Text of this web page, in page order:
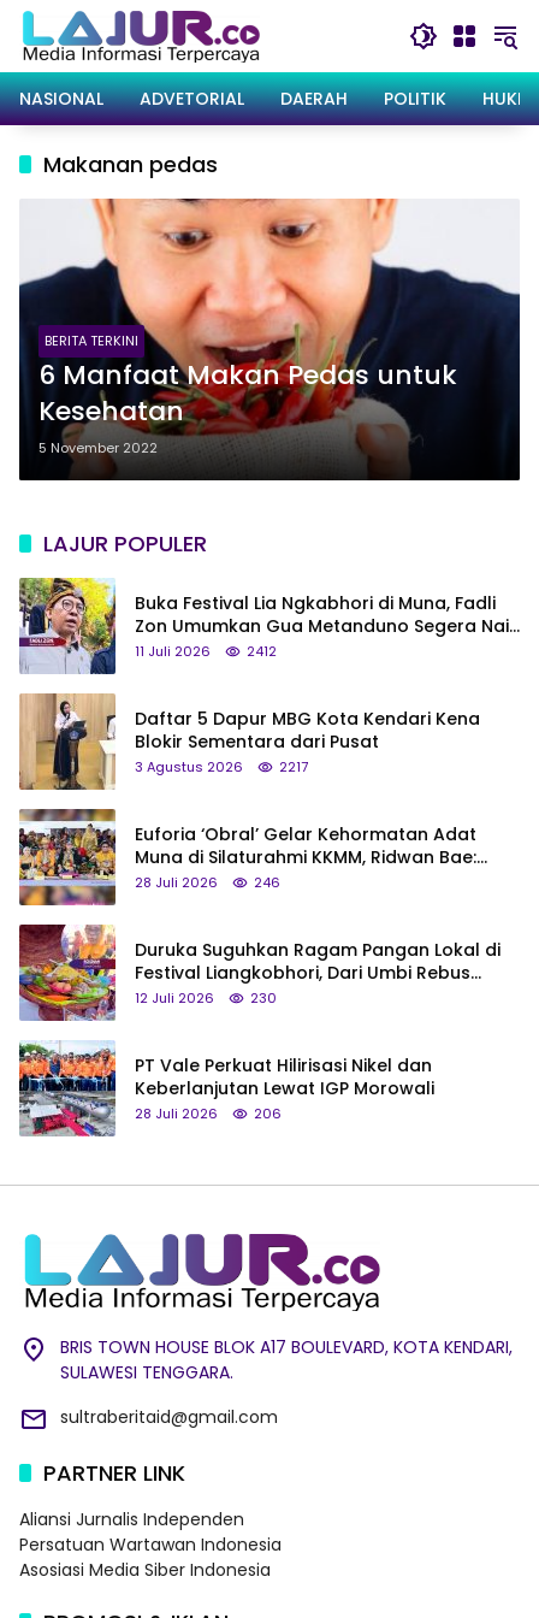
Langsung
konten
NASIONAL
ADVETORIAL DAERAH POLITIK
Makanan pedas
BERITA TERKINI
6 Manfaat Makan Pedas untuk
Kesehatan
5 November 2022
LAJUR POPULER
Buka Festival Lia Ngkabhori di Muna, Fadli
Zon Umumkan Gua Metanduno Segera Naik
Status Jadi Cagar Budaya Nasional
11 Juli 2026 2412
Daftar 5 Dapur MBG Kota Kendari Kena
Blokir Sementara dari Pusat
3 Agustus 2026 2217
Euforia ‘Obral’ Gelar Kehormatan Adat
Muna di Silaturahmi KKMM, Ridwan Bae:
Saya Bukan Tipe Begitu, Belum Pantas!
28 Juli 2026 246
Duruka Suguhkan Ragam Pangan Lokal di
Festival Liangkobhori, Dari Umbi Rebus
hingga Tumpeng Beras Muna
12 Juli 2026 230
PT Vale Perkuat Hilirisasi Nikel dan
Keberlanjutan Lewat IGP Morowali
28 Juli 2026 206
BRIS TOWN HOUSE BLOK A17 BOULEVARD, KOTA KENDARI,
SULAWESI TENGGARA.
sultraberitaid@gmail.com
PARTNER LINK
Aliansi Jurnalis Independen
Persatuan Wartawan Indonesia
Asosiasi Media Siber Indonesia